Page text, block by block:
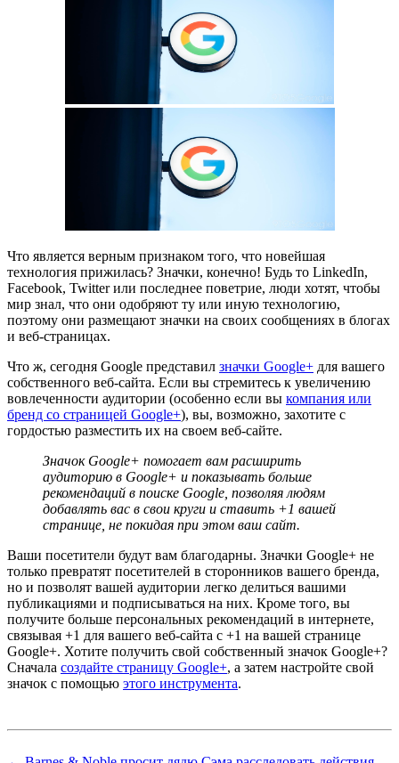
Что является верным признаком того, что новейшая
технология прижилась? Значки, конечно! Будь то LinkedIn,
Facebook, Twitter или последнее поветрие, люди хотят, чтобы
мир знал, что они одобряют ту или иную технологию,
поэтому они размещают значки на своих сообщениях в блогах
и веб-страницах.
Что ж, сегодня Google представил значки Google+ для вашего
собственного веб-сайта. Если вы стремитесь к увеличению
вовлеченности аудитории (особенно если вы компания или
бренд со страницей Google+), вы, возможно, захотите с
гордостью разместить их на своем веб-сайте.
Значок Google+ помогает вам расширить
аудиторию в Google+ и показывать больше
рекомендаций в поиске Google, позволяя людям
добавлять вас в свои круги и ставить +1 вашей
странице, не покидая при этом ваш сайт.
Ваши посетители будут вам благодарны. Значки Google+ не
только превратят посетителей в сторонников вашего бренда,
но и позволят вашей аудитории легко делиться вашими
публикациями и подписываться на них. Кроме того, вы
получите больше персональных рекомендаций в интернете,
связывая +1 для вашего веб-сайта с +1 на вашей странице
Google+. Хотите получить свой собственный значок Google+?
Сначала создайте страницу Google+, а затем настройте свой
значок с помощью этого инструмента.